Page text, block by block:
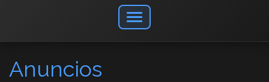
Abrir
o
Anuncios